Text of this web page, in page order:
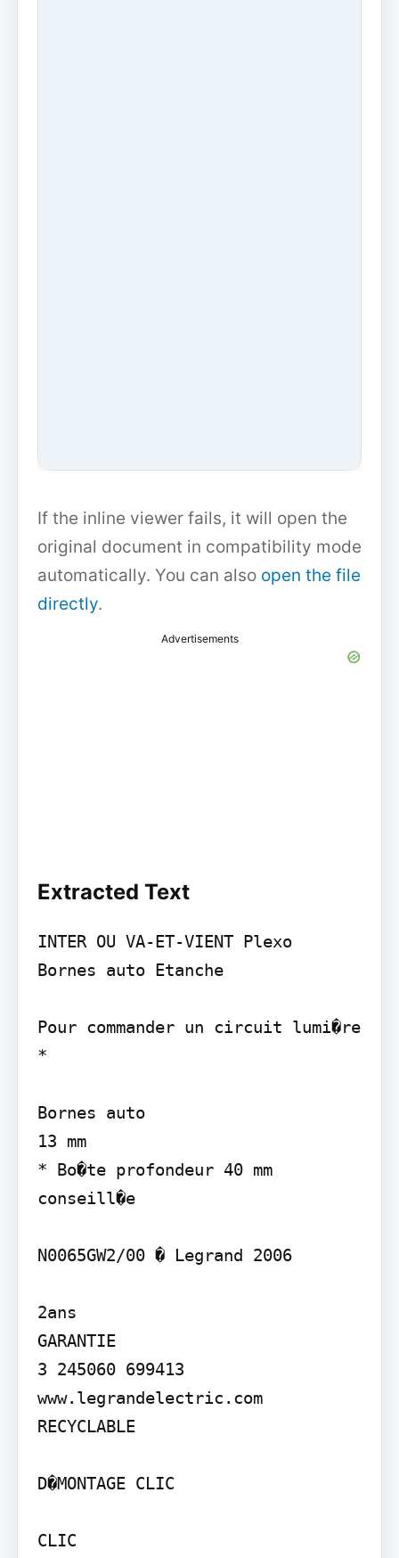
If the inline viewer fails, it will open the
original document in compatibility mode
automatically. You can also open the file
directly.
Advertisements
Extracted Text
INTER OU VA-ET-VIENT Plexo
Bornes auto Etanche
Pour commander un circuit lumi�re
*
Bornes auto
13 mm
* Bo�te profondeur 40 mm
conseill�e
N0065GW2/00 � Legrand 2006
2ans
GARANTIE
3 245060 699413
www.legrandelectric.com
RECYCLABLE
D�MONTAGE CLIC